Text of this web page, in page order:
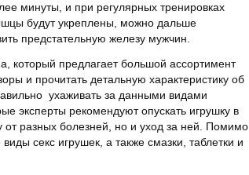
минуты, и при регулярных тренировках
будут укреплены, можно дальше
предстательную железу мужчин.
который предлагает большой ассортимент
и прочитать детальную характеристику об
ухаживать за данными видами
эксперты рекомендуют опускать игрушку в
от разных болезней, но и уход за ней. Помимо
секс игрушек, а также смазки, таблетки и